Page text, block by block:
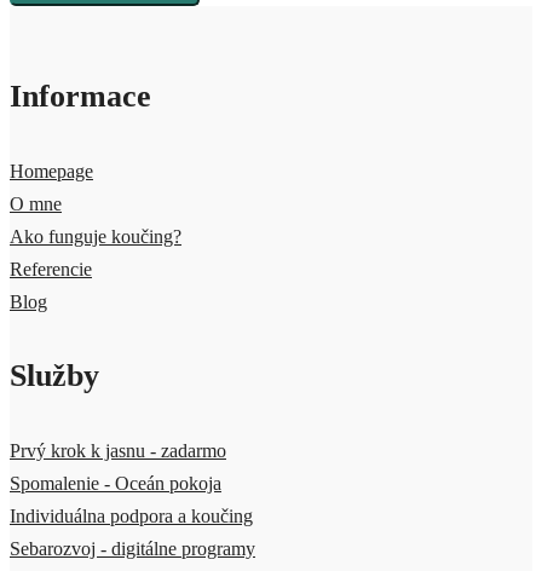
Informace
Homepage
O mne
Ako funguje koučing?
Referencie
Blog
Služby
Prvý krok k jasnu - zadarmo
Spomalenie - Oceán pokoja
Individuálna podpora a koučing
Sebarozvoj - digitálne programy